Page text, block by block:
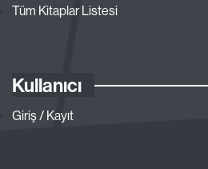
Tüm Kitaplar Listesi
Kullanıcı
Giriş / Kayıt